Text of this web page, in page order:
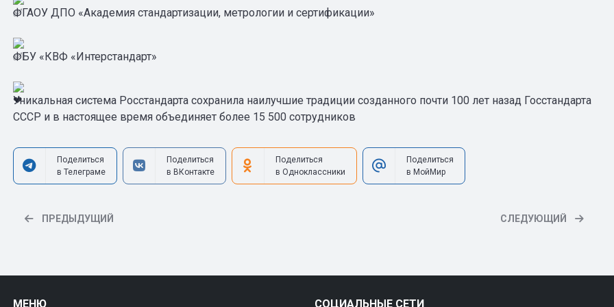
ФГАОУ ДПО «Академия стандартизации, метрологии и сертификации»
ФБУ «КВФ «Интерстандарт»
Уникальная система Росстандарта сохранила наилучшие традиции созданного почти 100 лет назад Госстандарта
СССР и в настоящее время объединяет более 15 500 сотрудников
Поделиться
в Телеграме
Поделиться
в ВКонтакте
Поделиться
в Одноклассники
Поделиться
в МойМир
ПРЕДЫДУЩИЙ СЛЕДУЮЩИЙ
МЕНЮ СОЦИАЛЬНЫЕ СЕТИ